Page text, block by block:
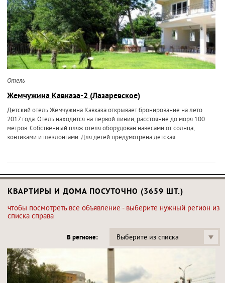
Отель
Жемчужина Кавказа-2 (Лазаревское)
Детский отель Жемчужина Кавказа открывает бронирование на лето
2017 года. Отель находится на первой линии, расстояние до моря 100
метров. Собственный пляж отеля оборудован навесами от солнца,
зонтиками и шезлонгами. Для детей предумотрена детская...
КВАРТИРЫ И ДОМА ПОСУТОЧНО (3659 ШТ.)
чтобы посмотреть все объявление - выберите нужный регион из
списка справа
В регионе: Выберите из списка